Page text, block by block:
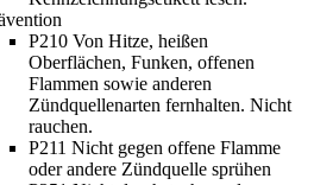
P210 Von Hitze, heißen
Oberflächen, Funken, offenen
Flammen sowie anderen
Zündquellenarten fernhalten. Nicht
rauchen.
P211 Nicht gegen offene Flamme
oder andere Zündquelle sprühen